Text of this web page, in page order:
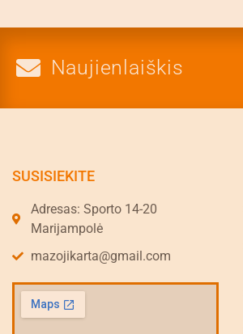
Naujienlaiškis
SUSISIEKITE
Adresas: Sporto 14-20
Marijampolė
mazojikarta@gmail.com